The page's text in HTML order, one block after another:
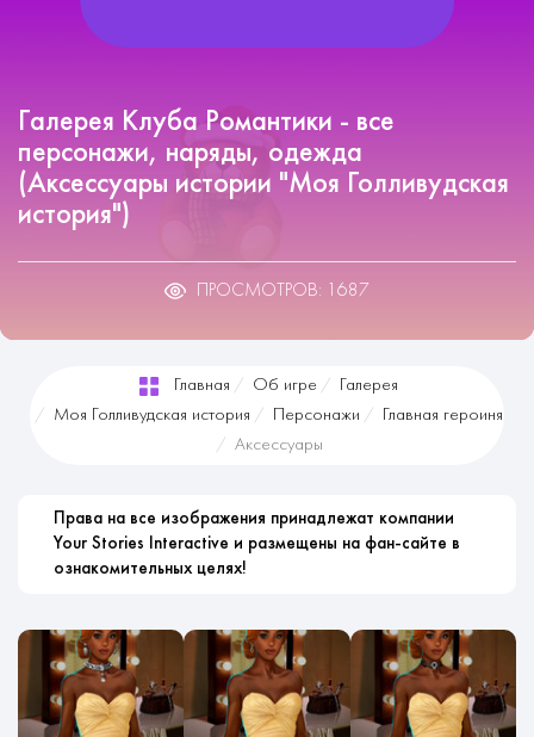
Галерея Клуба Романтики - все
персонажи, наряды, одежда
(Аксессуары истории "Моя Голливудская
история")
ПРОСМОТРОВ: 1687
Главная Об игре
Галерея
Моя Голливудская история
Персонажи
Главная героиня
Аксессуары
Права на все изображения принадлежат компании
Your Stories Interactive и размещены на фан-сайте в
ознакомительных целях!